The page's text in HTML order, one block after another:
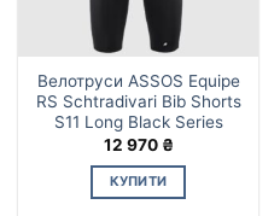
сторінці
товару
Велотруси ASSOS Equipe
RS Schtradivari Bib Shorts
S11 Long Black Series
12 970 ₴
КУПИТИ